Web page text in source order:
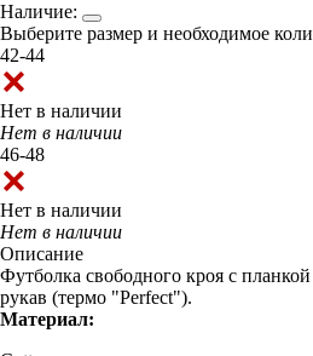
Наличие:
Выберите размер и необходимое
42-44
Нет в наличии
Нет в наличии
46-48
Нет в наличии
Нет в наличии
Описание
Футболка свободного кроя с
рукав (термо "Perfect").
Материал: